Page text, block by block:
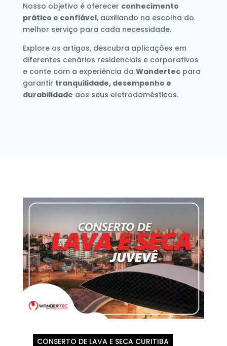
Nosso objetivo é oferecer conhecimento
prático e confiável, auxiliando na escolha do
melhor serviço para cada necessidade.
Explore os artigos, descubra aplicações em
diferentes cenários residenciais e corporativos
e conte com a experiência da Wandertecpara
garantir tranquilidade, desempenho e
durabilidade aos seus eletrodomésticos.
CONSERTO DE LAVA E SECA CURITIBA